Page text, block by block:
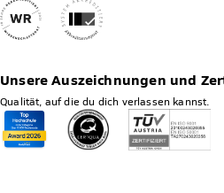
Unsere Auszeichnungen und
Qualität, auf die du dich verlassen kannst.